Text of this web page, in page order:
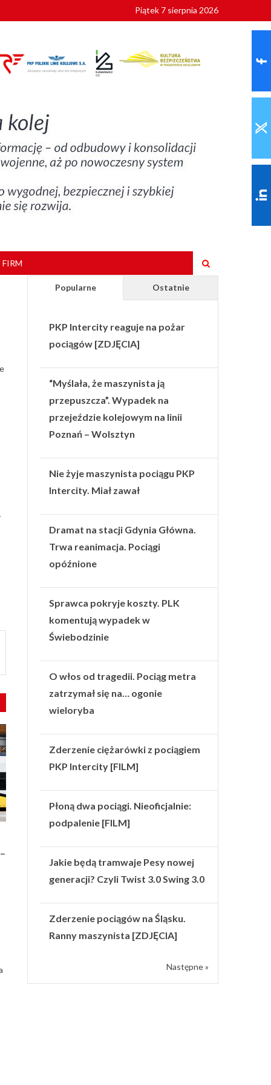
Piątek 7 sierpnia 2026
Popularne Ostatnie
PKP Intercity reaguje na pożar
pociągów [ZDJĘCIA]
“Myślała, że maszynista ją
przepuszcza”. Wypadek na
przejeździe kolejowym na linii
Poznań – Wolsztyn
Nie żyje maszynista pociągu PKP
Intercity. Miał zawał
Dramat na stacji Gdynia Główna.
Trwa reanimacja. Pociągi
opóźnione
Sprawca pokryje koszty. PLK
komentują wypadek w
Świebodzinie
O włos od tragedii. Pociąg metra
zatrzymał się na… ogonie
wieloryba
Zderzenie ciężarówki z pociągiem
PKP Intercity [FILM]
Płoną dwa pociągi. Nieoficjalnie:
podpalenie [FILM]
Jakie będą tramwaje Pesy nowej
generacji? Czyli Twist 3.0 Swing 3.0
Zderzenie pociągów na Śląsku.
Ranny maszynista [ZDJĘCIA]
Następne »